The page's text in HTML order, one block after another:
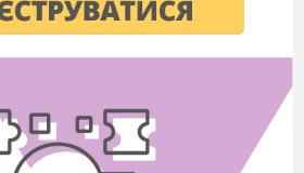
цих розділів ви зможете
Середньовіччя,
новими поняттями, зможете
розвитку людства в
історії та у середні віки, а